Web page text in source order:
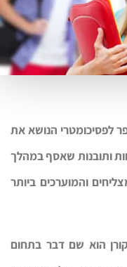
הספר לפסיכומטרי הנושא את
ותובנות שאסף במהלך
והמוערכים ביותר
הוא שם דבר בתחום